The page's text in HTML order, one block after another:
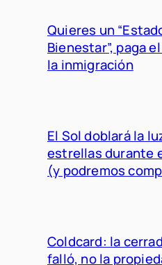
Quieres un
Bienestar”, paga
la inmigración
El Sol doblará la
estrellas durante
(y podremos
Coldcard: la
falló, no la